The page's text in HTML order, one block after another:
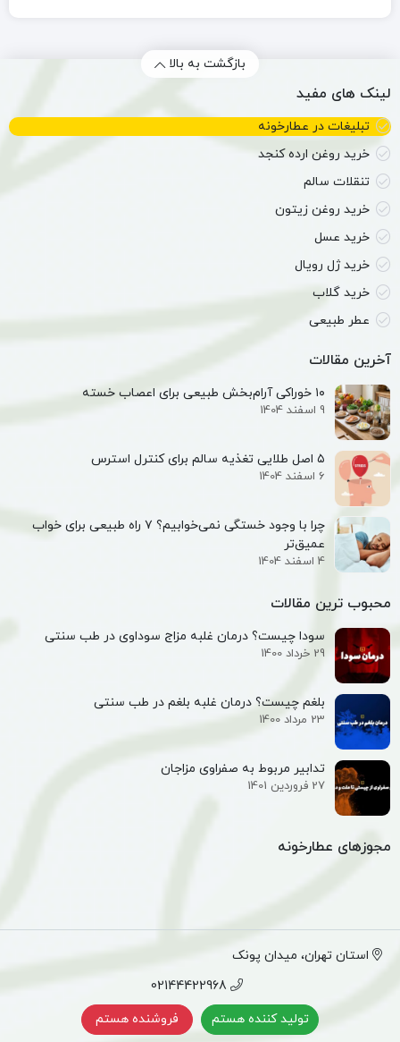
بازگشت به بالا
لینک های مفید
تبلیغات در عطارخونه
خرید روغن ارده کنجد
تنقلات سالم
خرید روغن زیتون
خرید عسل
خرید ژل رویال
خرید گلاب
عطر طبیعی
آخرین مقالات
۱۰ خوراکی آرام‌بخش طبیعی برای اعصاب خسته
9 اسفند 1404
۵ اصل طلایی تغذیه سالم برای کنترل استرس
6 اسفند 1404
چرا با وجود خستگی نمی‌خوابیم؟ ۷ راه طبیعی برای خواب
عمیق‌تر
4 اسفند 1404
محبوب ترین مقالات
سودا چیست؟ درمان غلبه مزاج سوداوی در طب سنتی
29 خرداد 1400
بلغم چیست؟ درمان غلبه بلغم در طب سنتی
23 مرداد 1400
تدابیر مربوط به صفراوی مزاجان
27 فروردین 1401
مجوزهای عطارخونه
استان تهران، میدان پونک
02144422968
تولید کننده هستم
فروشنده هستم